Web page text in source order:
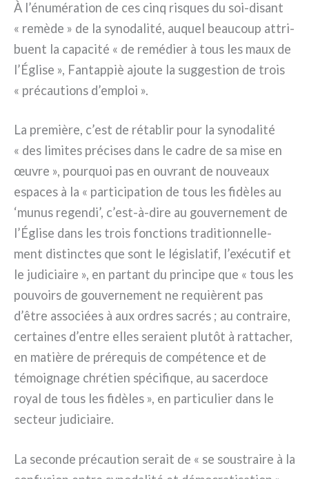
À l’énumération de ces cinq risques du soi-disant
« remè­de » de la syno­da­li­té, auquel beau­coup attri­
buent la capa­ci­té « de remé­dier à tous les maux de
l’Église », Fantappiè ajou­te la sug­ge­stion de trois
« pré­cau­tions d’emploi ».
La pre­miè­re, c’est de réta­blir pour la syno­da­li­té
« des limi­tes pré­ci­ses dans le cadre de sa mise en
œuvre », pour­quoi pas en ouvrant de nou­veaux
espa­ces à la « par­ti­ci­pa­tion de tous les fidè­les au
‘munus regen­di’, c’est-à-dire au gou­ver­ne­ment de
l’Église dans les trois fonc­tions tra­di­tion­nel­le­
ment distinc­tes que sont le légi­sla­tif, l’exécutif et
le judi­ciai­re », en par­tant du prin­ci­pe que « tous les
pou­voirs de gou­ver­ne­ment ne requiè­rent pas
d’être asso­ciées à aux ordres sacrés ; au con­trai­re,
cer­tai­nes d’entre elles sera­ient plu­tôt à rat­ta­cher,
en matiè­re de pré­re­quis de com­pé­ten­ce et de
témoi­gna­ge chré­tien spé­ci­fi­que, au sacer­do­ce
royal de tous les fidè­les », en par­ti­cu­lier dans le
sec­teur judi­ciai­re.
La secon­de pré­cau­tion serait de « se sou­strai­re à la